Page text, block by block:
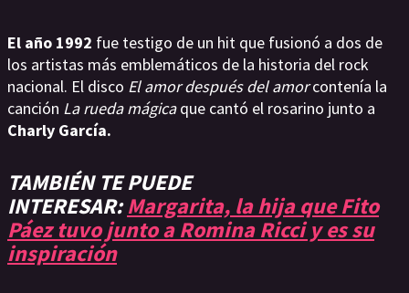
El año 1992 fue testigo de un hit que fusionó a dos de
los artistas más emblemáticos de la historia del rock
nacional. El disco El amor después del amorcontenía la
canción La rueda mágicaque cantó el rosarino junto a
Charly García.
TAMBIÉN TE PUEDE
INTERESAR:Margarita, la hija que Fito
Páez tuvo junto a Romina Ricci y es su
inspiración